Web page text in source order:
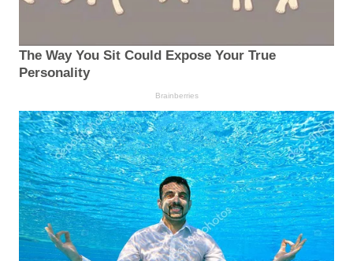
The Way You Sit Could Expose Your True
Personality
Brainberries